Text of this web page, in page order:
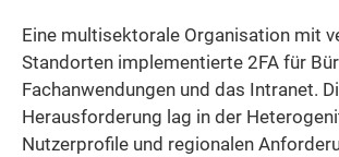
Eine multisektorale Organisation mit
Standorten implementierte 2FA für
Fachanwendungen und das Intranet.
Herausforderung lag in der
Nutzerprofile und regionalen